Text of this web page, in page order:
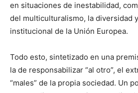
en situaciones de inestabilidad,
del multiculturalismo, la diversidad
institucional de la Unión Europea.
Todo esto, sintetizado en una
la de responsabilizar “al otro”, el
“males” de la propia sociedad. Un